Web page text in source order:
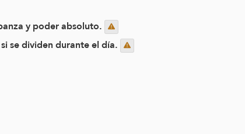
y poder absoluto.
se dividen durante el día.